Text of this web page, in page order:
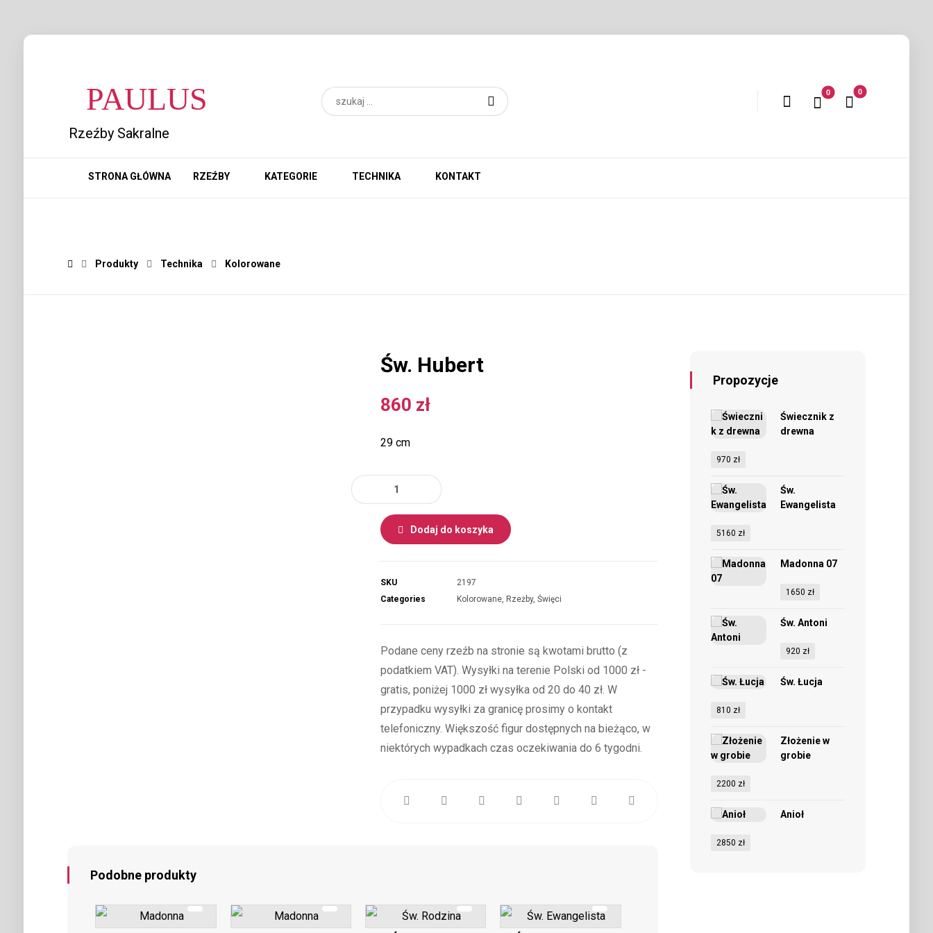
PAULUS
Rzeźby Sakralne
STRONA GŁÓWNA RZEŹBY KATEGORIE TECHNIKA KONTAKT
Produkty Technika Kolorowane
Św. Hubert
860 zł
29 cm
Dodaj do koszyka
SKU
2197
Categories
Kolorowane, Rzeżby,Święci
Podane ceny rzeźb na stronie są kwotami brutto (z
podatkiem VAT). Wysyłki na terenie Polski od 1000 zł -
gratis, poniżej 1000 zł wysyłka od 20 do 40 zł. W
przypadku wysyłki za granicę prosimy o kontakt
telefoniczny. Większość figur dostępnych na bieżąco, w
niektórych wypadkach czas oczekiwania do 6 tygodni.
Podobne produkty
Propozycje
Świecznik z
drewna
970 zł
Św.
Ewangelista
5160 zł
Madonna 07
1650 zł
Św. Antoni
920 zł
Św. Łucja
810 zł
Złożenie w
grobie
2200 zł
Anioł
2850 zł